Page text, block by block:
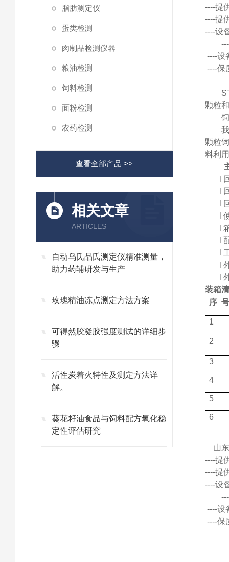
脂肪测定仪
蛋类检测
肉制品检测仪器
粮油检测
饲料检测
面粉检测
农药检测
查看全部产品 >>
相关文章
ARTICLES
自动乌氏品氏测定仪精准测量，
助力药辅研发与生产
玫瑰精油冻点测定方法方案
可得然胶凝胶强度测试的详细步
骤
活性炭着火特性及测定方法详
解。
葵花籽油食品与饲料配方氧化稳
定性评估研究
----提
----提
----设
----设
----保
颗粒
颗粒
料利
l
l
l
l
装箱
序
1
2
3
4
5
6
山
----提
----提
----设
----设
----保